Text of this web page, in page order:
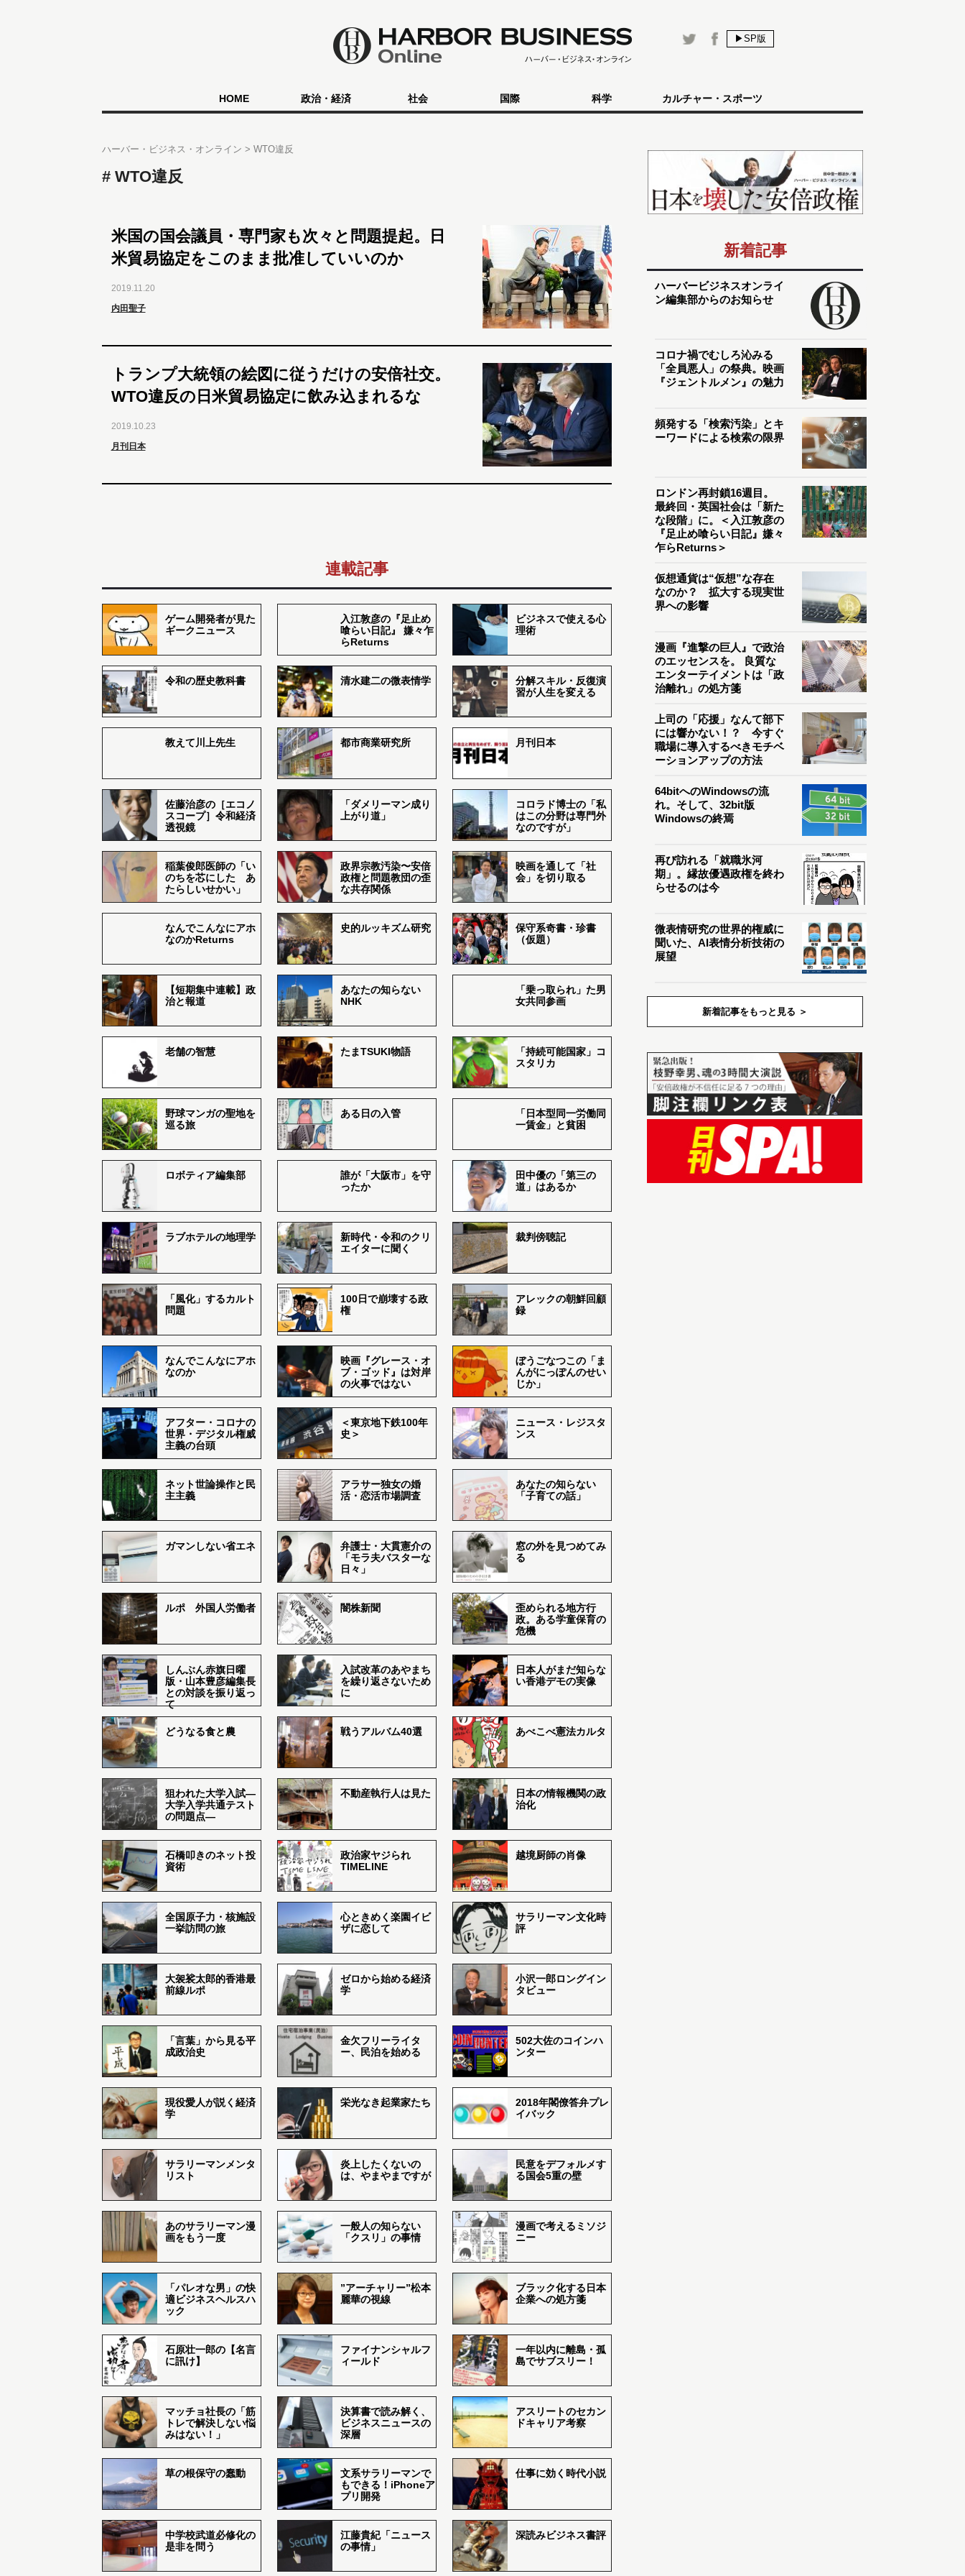
▶SP版
HOME 政治・経済 社会 国際 科学 カルチャー・スポーツ
ハーバー・ビジネス・オンライン WTO違反
WTO違反
米国の国会議員・専門家も次々と問題提起。日
米貿易協定をこのまま批准していいのか
2019.11.20
内田聖子
トランプ大統領の絵図に従うだけの安倍社交。
WTO違反の日米貿易協定に飲み込まれるな
2019.10.23
月刊日本
連載記事
ゲーム開発者が見た
ギークニュース
入江敦彦の『足止め
喰らい日記』 嫌々乍
らReturns
ビジネスで使える心
理術
令和の歴史教科書 清水建二の微表情学
分解スキル・反復演
習が人生を変える
教えて川上先生 都市商業研究所 月刊日本
佐藤治彦の［エコノ
スコープ］令和経済
透視鏡
「ダメリーマン成り
上がり道」
コロラド博士の「私
はこの分野は専門外
なのですが」
稲葉俊郎医師の「い
のちを芯にした あ
たらしいせかい」
政界宗教汚染〜安倍
政権と問題教団の歪
な共存関係
映画を通して「社
会」を切り取る
なんでこんなにアホ
なのかReturns
史的ルッキズム研究
保守系奇書・珍書
（仮題）
【短期集中連載】政
治と報道
あなたの知らない
NHK
「乗っ取られ」た男
女共同参画
老舗の智慧 たまTSUKI物語
「持続可能国家」コ
スタリカ
野球マンガの聖地を
巡る旅
ある日の入管
「日本型同一労働同
一賃金」と貧困
ロボティア編集部
誰が「大阪市」を守
ったか
田中優の「第三の
道」はあるか
ラブホテルの地理学
新時代・令和のクリ
エイターに聞く
裁判傍聴記
「風化」するカルト
問題
100日で崩壊する政
権
アレックの朝鮮回顧
録
なんでこんなにアホ
なのか
映画『グレース・オ
ブ・ゴッド』は対岸
の火事ではない
ぼうごなつこの「ま
んがにっぽんのせい
じか」
アフター・コロナの
世界・デジタル権威
主義の台頭
＜東京地下鉄100年
史＞
ニュース・レジスタ
ンス
ネット世論操作と民
主主義
アラサー独女の婚
活・恋活市場調査
あなたの知らない
「子育ての話」
ガマンしない省エネ
弁護士・大貫憲介の
「モラ夫バスターな
日々」
窓の外を見つめてみ
る
ルポ 外国人労働者 闇株新聞
歪められる地方行
政。ある学童保育の
危機
しんぶん赤旗日曜
版・山本豊彦編集長
との対談を振り返っ
て
入試改革のあやまち
を繰り返さないため
に
日本人がまだ知らな
い香港デモの実像
どうなる食と農 戦うアルバム40選 あべこべ憲法カルタ
狙われた大学入試―
大学入学共通テスト
の問題点―
不動産執行人は見た
日本の情報機関の政
治化
石橋叩きのネット投
資術
政治家ヤジられ
TIMELINE
越境厨師の肖像
全国原子力・核施設
一挙訪問の旅
心ときめく楽園イビ
ザに恋して
サラリーマン文化時
評
大袈裟太郎的香港最
前線ルポ
ゼロから始める経済
学
小沢一郎ロングイン
タビュー
「言葉」から見る平
成政治史
金欠フリーライタ
ー、民泊を始める
502大佐のコインハ
ンター
現役愛人が説く経済
学
栄光なき起業家たち
2018年閣僚答弁プレ
イバック
サラリーマンメンタ
リスト
炎上したくないの
は、やまやまですが
民意をデフォルメす
る国会5重の壁
あのサラリーマン漫
画をもう一度
一般人の知らない
「クスリ」の事情
漫画で考えるミソジ
ニー
「パレオな男」の快
適ビジネスヘルスハ
ック
”アーチャリー”松本
麗華の視線
ブラック化する日本
企業への処方箋
石原壮一郎の【名言
に訊け】
ファイナンシャルフ
ィールド
一年以内に離島・孤
島でサブスリー！
マッチョ社長の「筋
トレで解決しない悩
みはない！」
決算書で読み解く、
ビジネスニュースの
深層
アスリートのセカン
ドキャリア考察
草の根保守の蠢動
文系サラリーマンで
もできる！iPhoneア
プリ開発
仕事に効く時代小説
中学校武道必修化の
是非を問う
江藤貴紀「ニュース
の事情」
深読みビジネス書評
新着記事
ハーバービジネスオンライ
ン編集部からのお知らせ
コロナ禍でむしろ沁みる
「全員悪人」の祭典。映画
『ジェントルメン』の魅力
頻発する「検索汚染」とキ
ーワードによる検索の限界
ロンドン再封鎖16週目。
最終回・英国社会は「新た
な段階」に。＜入江敦彦の
『足止め喰らい日記』嫌々
乍らReturns＞
仮想通貨は“仮想”な存在
なのか？ 拡大する現実世
界への影響
漫画『進撃の巨人』で政治
のエッセンスを。 良質な
エンターテイメントは「政
治離れ」の処方箋
上司の「応援」なんて部下
には響かない！？ 今すぐ
職場に導入するべきモチベ
ーションアップの方法
64bitへのWindowsの流
れ。そして、32bit版
Windowsの終焉
再び訪れる「就職氷河
期」。縁故優遇政権を終わ
らせるのは今
微表情研究の世界的権威に
聞いた、AI表情分析技術の
展望
新着記事をもっと見る